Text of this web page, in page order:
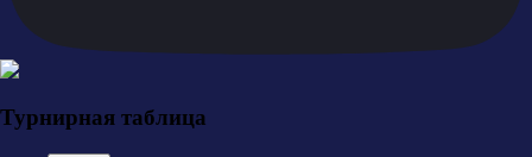
Турнирная таблица